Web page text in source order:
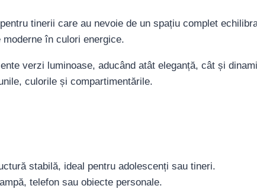
tinerii care au nevoie de un spațiu complet
în culori energice.
verzi luminoase, aducând atât eleganță, cât și
culorile și compartimentările.
stabilă, ideal pentru adolescenți sau tineri.
telefon sau obiecte personale.